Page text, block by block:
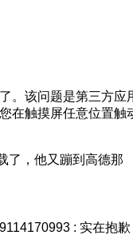
。该问题是第三方应
在触摸屏任意位置触
了，他又蹦到高德那
: 实在抱歉